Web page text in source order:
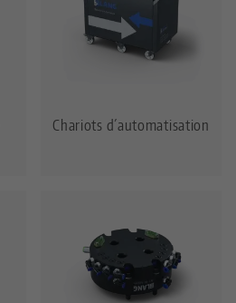
Chariots d´automatisation